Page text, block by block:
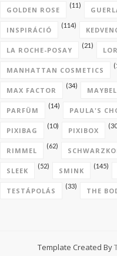
GOLDEN ROSE
(11)
INSPIRÁCIÓ
(114)
LA ROCHE-POSAY
(21)
MANHATTAN COSMETICS
MAX FACTOR
(34)
PARFÜM
(14)
PAULA'S
PIXIBAG
(10)
PIXIBOX
RIMMEL
(62)
SLEEK
(52)
SMINK
(145)
TESTÁPOLÁS
(33)
THE
Template Created By